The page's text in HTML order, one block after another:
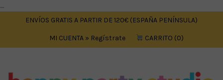
....
ENVÍOS GRATIS A PARTIR DE 120€ (ESPAÑA PENÍNSULA)
MI CUENTA » Regístrate CARRITO 0